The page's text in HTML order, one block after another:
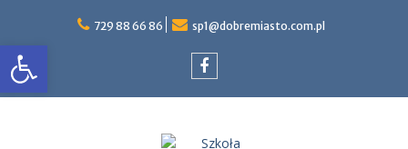
content
729 88 66 86 sp1@dobremiasto.com.pl
Otwórz pasek narzędzi